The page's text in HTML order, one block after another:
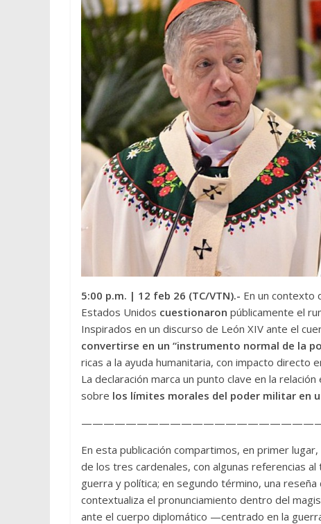
5:00 p.m. | 12 feb 26 (TC/VTN).- En un contexto
Estados Unidos cuestionaron públicamente el
Inspirados en un discurso de León XIV ante el
convertirse en un “instrumento normal de la
ricas a la ayuda humanitaria, con impacto directo
La declaración marca un punto clave en la
sobre los límites morales del poder militar en
En esta publicación compartimos, en primer
de los tres cardenales, con algunas referencias
guerra y política; en segundo término, una
contextualiza el pronunciamiento dentro del
ante el cuerpo diplomático —centrado en la